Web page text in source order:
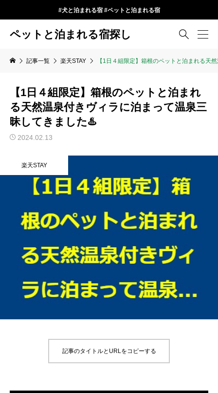
#犬と泊まれる宿 #ペットと泊まれる宿
ペットと泊まれる宿探し 
記事一覧 楽天STAY 【1日４組限定】箱根のペットと泊まれる天
【1日４組限定】箱根のペットと泊まれ
る天然温泉付きヴィラに泊まって温泉三
昧してきました♨️
2024.02.13
楽天STAY
記事のタイトルとURLをコピーする